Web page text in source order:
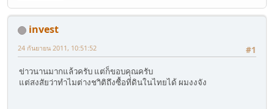
invest
#1
24 กันยายน 2011, 10:51:52
ข่าวนานมากแล้วครับ แต่ก็ขอบคุณครับ
แต่สงสัยว่าทำไมต่างชาิติถึงซื้อที่ดินในไทยได้ ผมงงจัง